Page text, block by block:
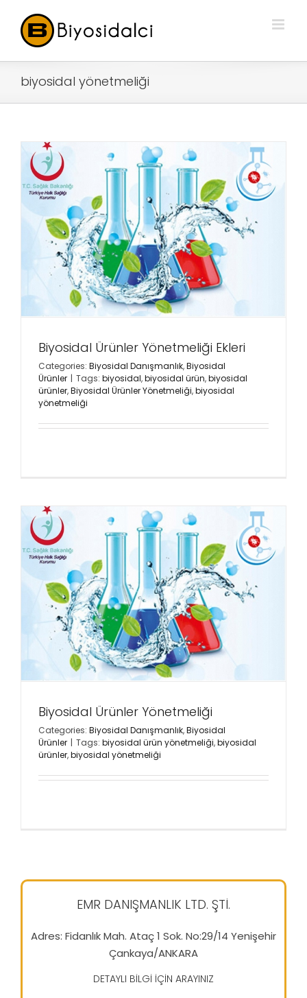
biyosidal yönetmeliği
Biyosidal Ürünler Yönetmeliği Ekleri
Categories: Biyosidal Danışmanlık,Biyosidal
Ürünler | Tags: biyosidal,biyosidal ürün,biyosidal
ürünler,Biyosidal Ürünler Yönetmeliği,biyosidal
yönetmeliği
Biyosidal Ürünler Yönetmeliği
Categories: Biyosidal Danışmanlık,Biyosidal
Ürünler | Tags: biyosidal ürün yönetmeliği,biyosidal
ürünler,biyosidal yönetmeliği
EMR DANIŞMANLIK LTD. ŞTİ.
Adres: Fidanlık Mah. Ataç 1 Sok. No:29/14 Yenişehir
Çankaya/ANKARA
DETAYLI BİLGİ İÇİN ARAYINIZ